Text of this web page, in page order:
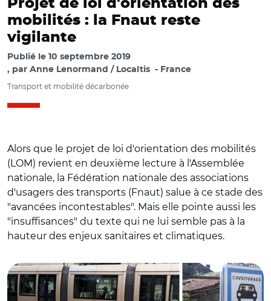
Projet de loi d'orientation des
mobilités : la Fnaut reste
vigilante
Publié le 10 septembre 2019
par Anne Lenormand / Localtis France
Transport et mobilité décarbonée
Alors que le projet de loi d'orientation des mobilités
(LOM) revient en deuxième lecture à l'Assemblée
nationale, la Fédération nationale des associations
d'usagers des transports (Fnaut) salue à ce stade des
"avancées incontestables". Mais elle pointe aussi les
"insuffisances" du texte qui ne lui semble pas à la
hauteur des enjeux sanitaires et climatiques.